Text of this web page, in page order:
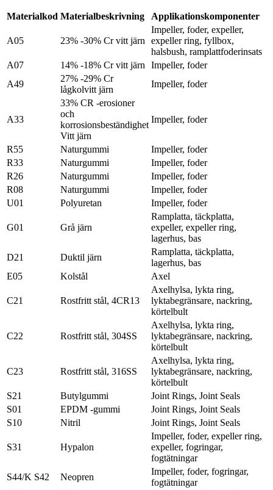
Materialkod Materialbeskrivning Applikationskomponenter
A05 23% -30% Cr vitt järn
Impeller, foder, expeller,
expeller ring, fyllbox,
halsbush, ramplattfoderinsats
A07
14% -18% Cr vitt järn
Impeller, foder
A49
27% -29% Cr
lågkolvitt järn
Impeller, foder
A33
33% CR -erosioner
och
korrosionsbeständighet
Vitt järn
Impeller, foder
R55 Naturgummi
Impeller, foder
R33
Naturgummi
Impeller, foder
R26
Naturgummi
Impeller, foder
R08
Naturgummi
Impeller, foder
U01
Polyuretan Impeller, foder
G01 Grå järn
Ramplatta, täckplatta,
expeller, expeller ring,
lagerhus, bas
D21
Duktil järn
Ramplatta, täckplatta,
lagerhus, bas
E05
Kolstål Axel
C21 Rostfritt stål, 4CR13
Axelhylsa, lykta ring,
lyktabegränsare, nackring,
körtelbult
C22 Rostfritt stål, 304SS
Axelhylsa, lykta ring,
lyktabegränsare, nackring,
körtelbult
C23 Rostfritt stål, 316SS
Axelhylsa, lykta ring,
lyktabegränsare, nackring,
körtelbult
S21
Butylgummi
Joint Rings, Joint Seals
S01
EPDM -gummi
Joint Rings, Joint Seals
S10
Nitril Joint Rings, Joint Seals
S31 Hypalon
Impeller, foder, expeller ring,
expeller, fogringar,
fogtätningar
S44/K S42
Neopren
Impeller, foder, fogringar,
fogtätningar